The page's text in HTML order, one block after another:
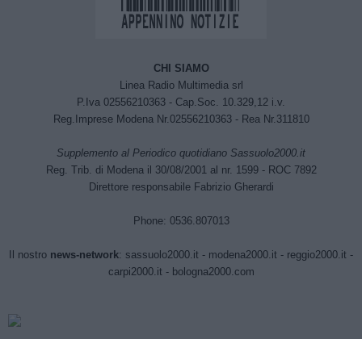
CHI SIAMO
Linea Radio Multimedia srl
P.Iva 02556210363 - Cap.Soc. 10.329,12 i.v.
Reg.Imprese Modena Nr.02556210363 - Rea Nr.311810
Supplemento al Periodico quotidiano Sassuolo2000.it
Reg. Trib. di Modena il 30/08/2001 al nr. 1599 - ROC 7892
Direttore responsabile Fabrizio Gherardi
Phone: 0536.807013
Il nostro news-network: sassuolo2000.it - modena2000.it - reggio2000.it -
carpi2000.it - bologna2000.com